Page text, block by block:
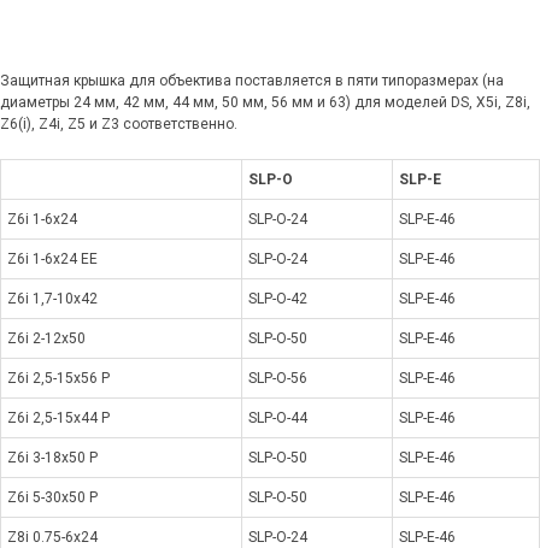
Защитная крышка для объектива поставляется в пяти типоразмерах (на
диаметры 24 мм, 42 мм, 44 мм, 50 мм, 56 мм и 63) для моделей DS, X5i, Z8i,
Z6(i), Z4i, Z5 и Z3 соответственно.
SLP-O SLP-E
Z6i 1-6x24 SLP-O-24 SLP-E-46
Z6i 1-6x24 EE SLP-O-24 SLP-E-46
Z6i 1,7-10x42 SLP-O-42 SLP-E-46
Z6i 2-12x50 SLP-O-50 SLP-E-46
Z6i 2,5-15x56 P SLP-O-56 SLP-E-46
Z6i 2,5-15x44 P SLP-O-44 SLP-E-46
Z6i 3-18x50 P SLP-O-50 SLP-E-46
Z6i 5-30x50 P SLP-O-50 SLP-E-46
Z8i 0.75-6x24 SLP-O-24 SLP-E-46